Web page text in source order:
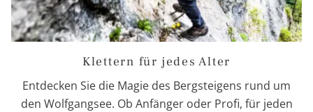
Klettern für jedes Alter
Entdecken Sie die Magie des Bergsteigens rund um
den Wolfgangsee. Ob Anfänger oder Profi, für jeden